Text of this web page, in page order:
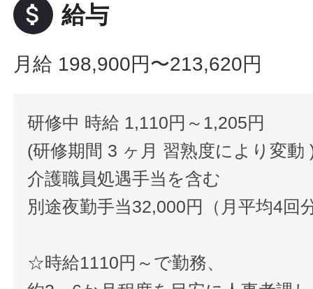
attach_money 給与
月給 198,900円〜213,620円
研修中 時給 1,110円～1,205円
(研修期間 3 ヶ月 習熟度により変動
介護職員処遇手当を含む
別途夜勤手当32,000円（月平均4回
☆時給1110円～で勤務、